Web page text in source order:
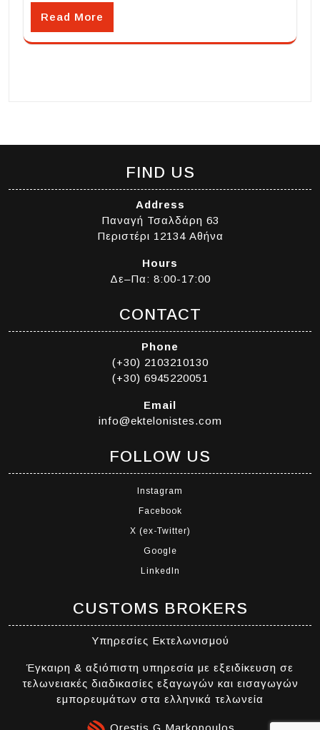
Read More
FIND US
Address
Παναγή Τσαλδάρη 63
Περιστέρι 12134 Αθήνα
Hours
Δε–Πα: 8:00-17:00
CONTACT
Phone
(+30) 2103210130
(+30) 6945220051
Email
info@ektelonistes.com
FOLLOW US
Instagram
Facebook
X (ex-Twitter)
Google
LinkedIn
CUSTOMS BROKERS
Υπηρεσίες Εκτελωνισμού
Έγκαιρη & αξιόπιστη υπηρεσία με εξειδίκευση σε
τελωνειακές διαδικασίες εξαγωγών και εισαγωγών
εμπορευμάτων στα ελληνικά τελωνεία